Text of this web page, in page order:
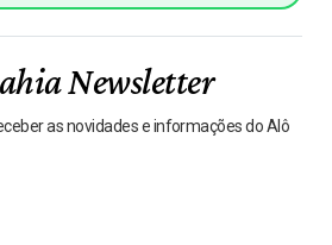
Newsletter
as novidades e informações do Alô